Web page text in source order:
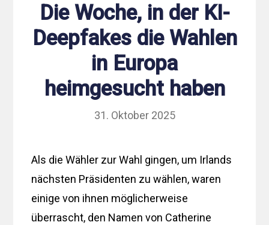
Die Woche, in der KI-
Deepfakes die Wahlen
in Europa
heimgesucht haben
31. Oktober 2025
Als die Wähler zur Wahl gingen, um Irlands
nächsten Präsidenten zu wählen, waren
einige von ihnen möglicherweise
überrascht, den Namen von Catherine